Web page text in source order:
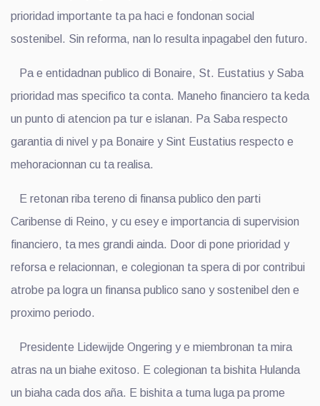
prioridad importante ta pa haci e fondonan social
sostenibel. Sin reforma, nan lo resulta inpagabel den futuro.
Pa e entidadnan publico di Bonaire, St. Eustatius y Saba
prioridad mas specifico ta conta. Maneho financiero ta keda
un punto di atencion pa tur e islanan. Pa Saba respecto
garantia di nivel y pa Bonaire y Sint Eustatius respecto e
mehoracionnan cu ta realisa.
E retonan riba tereno di finansa publico den parti
Caribense di Reino, y cu esey e importancia di supervision
financiero, ta mes grandi ainda. Door di pone prioridad y
reforsa e relacionnan, e colegionan ta spera di por contribui
atrobe pa logra un finansa publico sano y sostenibel den e
proximo periodo.
Presidente Lidewijde Ongering y e miembronan ta mira
atras na un biahe exitoso. E colegionan ta bishita Hulanda
un biaha cada dos aña. E bishita a tuma luga pa prome